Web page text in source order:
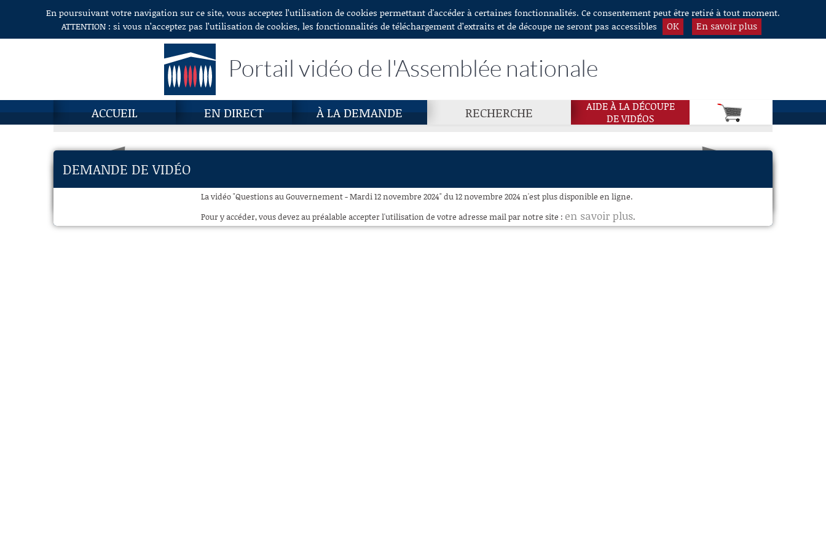
Aller au contenuEn poursuivant votre navigation sur ce site, vous acceptez l’utilisation de cookies permettant d'accéder à certaines fonctionnalités. Ce consentement peut être retiré à tout moment.
ATTENTION : si vous n’acceptez pas l’utilisation de cookies, les fonctionnalités de téléchargement d’extraits et de découpe ne seront pas accessibles
OK En savoir plus
Portail vidéo de l'Assemblée nationale
ACCUEIL EN DIRECT À LA DEMANDE RECHERCHE
AIDE À LA DÉCOUPE
DE VIDÉOS
DEMANDE DE VIDÉO
La vidéo "Questions au Gouvernement - Mardi 12 novembre 2024" du 12 novembre 2024 n'est plus disponible en ligne.
Pour y accéder, vous devez au préalable accepter l'utilisation de votre adresse mail par notre site : en savoir plus.